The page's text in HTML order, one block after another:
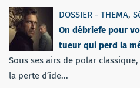
DOSSIER - THEMA,
On débriefe pour
tueur qui perd la
Sous ses airs de polar
la perte d’ide...